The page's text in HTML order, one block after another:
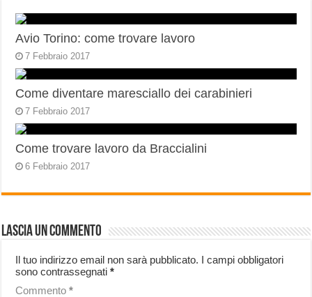
Avio Torino: come trovare lavoro
7 Febbraio 2017
Come diventare maresciallo dei carabinieri
7 Febbraio 2017
Come trovare lavoro da Braccialini
6 Febbraio 2017
Lascia un commento
Il tuo indirizzo email non sarà pubblicato. I campi obbligatori
sono contrassegnati*
Commento*